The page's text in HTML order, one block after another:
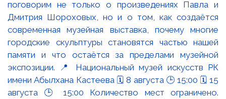
поговорим не только о произведениях Павла и
Дмитрия Шороховых, но и о том, как создаётся
современная музейная выставка, почему многие
городские скульптуры становятся частью нашей
памяти и что остаётся за пределами музейной
экспозиции. 📍 Национальный музей искусств РК
имени Абылхана Кастеева 🗓 8 августа 🕒 15:00 🗓 15
августа 🕒 15:00 Количество мест ограничено.